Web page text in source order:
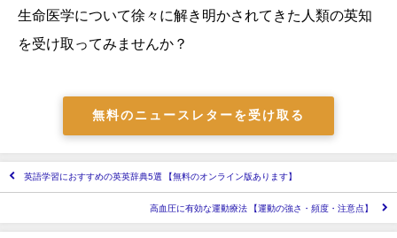
生命医学について徐々に解き明かされてきた人類の英知
を受け取ってみませんか？
無料のニュースレターを受け取る
英語学習におすすめの英英辞典5選 【無料のオンライン版あります】
高血圧に有効な運動療法 【運動の強さ・頻度・注意点】